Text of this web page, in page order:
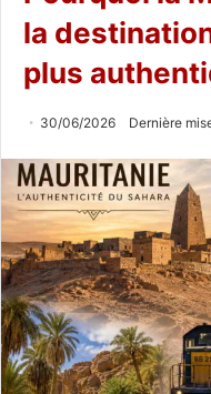
la
plus
30/06/2026 Dernière